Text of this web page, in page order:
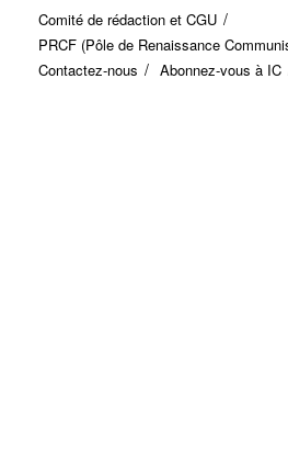
Comité de rédaction et CGU
PRCF (Pôle de Renaissance
Contactez-nous
Abonnez-vous à IC